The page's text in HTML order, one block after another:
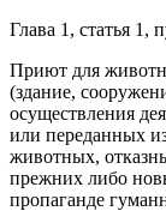
Глава 1, статья 1,
Приют для
(здание,
осуществления
или переданных
животных,
прежних либо
пропаганде